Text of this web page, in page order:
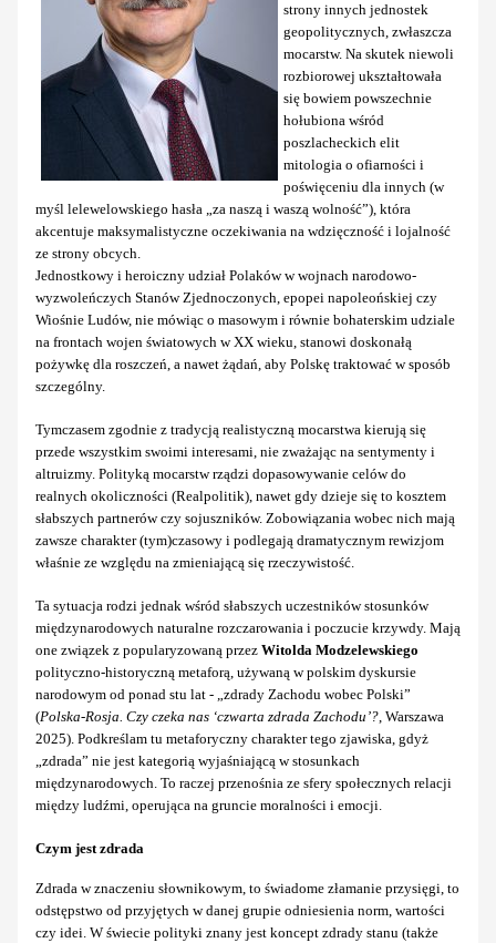
strony innych jednostek
geopolitycznych, zwłaszcza
mocarstw. Na skutek niewoli
rozbiorowej ukształtowała
się bowiem powszechnie
hołubiona wśród
poszlacheckich elit
mitologia o ofiarności i
poświęceniu dla innych (w
myśl lelewelowskiego hasła „za naszą i waszą wolność”), która
akcentuje maksymalistyczne oczekiwania na wdzięczność i lojalność
ze strony obcych.
Jednostkowy i heroiczny udział Polaków w wojnach narodowo-
wyzwoleńczych Stanów Zjednoczonych, epopei napoleońskiej czy
Wiośnie Ludów, nie mówiąc o masowym i równie bohaterskim udziale
na frontach wojen światowych w XX wieku, stanowi doskonałą
pożywkę dla roszczeń, a nawet żądań, aby Polskę traktować w sposób
szczególny.
Tymczasem zgodnie z tradycją realistyczną mocarstwa kierują się
przede wszystkim swoimi interesami, nie zważając na sentymenty i
altruizmy. Polityką mocarstw rządzi dopasowywanie celów do
realnych okoliczności (Realpolitik), nawet gdy dzieje się to kosztem
słabszych partnerów czy sojuszników. Zobowiązania wobec nich mają
zawsze charakter (tym)czasowy i podlegają dramatycznym rewizjom
właśnie ze względu na zmieniającą się rzeczywistość.
Ta sytuacja rodzi jednak wśród słabszych uczestników stosunków
międzynarodowych naturalne rozczarowania i poczucie krzywdy. Mają
one związek z popularyzowaną przez Witolda Modzelewskiego
polityczno-historyczną metaforą, używaną w polskim dyskursie
narodowym od ponad stu lat - „zdrady Zachodu wobec Polski”
(Polska-Rosja. Czy czeka nas ‘czwarta zdrada Zachodu’?, Warszawa
2025). Podkreślam tu metaforyczny charakter tego zjawiska, gdyż
„zdrada” nie jest kategorią wyjaśniającą w stosunkach
międzynarodowych. To raczej przenośnia ze sfery społecznych relacji
między ludźmi, operująca na gruncie moralności i emocji.
Czym jest zdrada
Zdrada w znaczeniu słownikowym, to świadome złamanie przysięgi, to
odstępstwo od przyjętych w danej grupie odniesienia norm, wartości
czy idei. W świecie polityki znany jest koncept zdrady stanu (także